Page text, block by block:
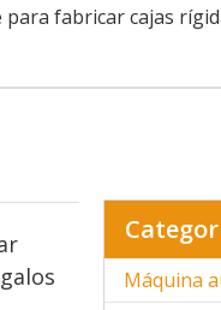
fabricar cajas